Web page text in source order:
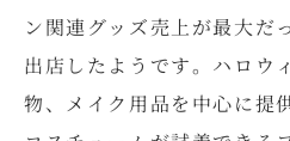
ン関連グッズ売上が最大だ
出店したようです。ハロウ
物、メイク用品を中心に提